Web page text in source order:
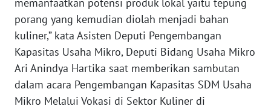
memanfaatkan potensi produk lokal yaitu tepung
porang yang kemudian diolah menjadi bahan
kuliner,” kata Asisten Deputi Pengembangan
Kapasitas Usaha Mikro, Deputi Bidang Usaha Mikro
Ari Anindya Hartika saat memberikan sambutan
dalam acara Pengembangan Kapasitas SDM Usaha
Mikro Melalui Vokasi di Sektor Kuliner di
Regional
WN
SUMUT
WN
JAKARTA